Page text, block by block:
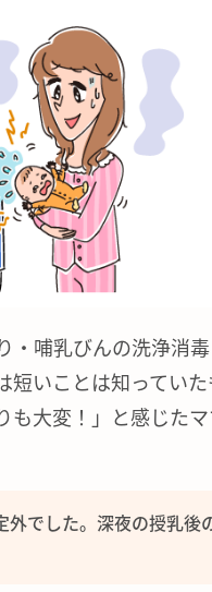
・哺乳びんの洗浄消
短いことは知ってい
も大変！」と感じた
外でした。深夜の授乳後